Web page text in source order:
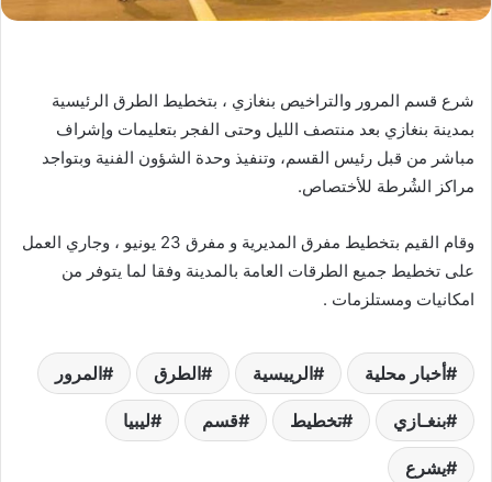
شرع قسم المرور والتراخيص بنغازي ، بتخطيط الطرق الرئيسية
بمدينة بنغازي بعد منتصف الليل وحتى الفجر بتعليمات وإشراف
مباشر من قبل رئيس القسم، وتنفيذ وحدة الشؤون الفنية وبتواجد
مراكز الشُرطة للأختصاص.
وقام القيم بتخطيط مفرق المديرية و مفرق 23 يونيو ، وجاري العمل
على تخطيط جميع الطرقات العامة بالمدينة وفقا لما يتوفر من
امكانيات ومستلزمات .
أخبار محلية الرييسية الطرق المرور
بنغـازي تخطيط قسم ليبيا
يشرع